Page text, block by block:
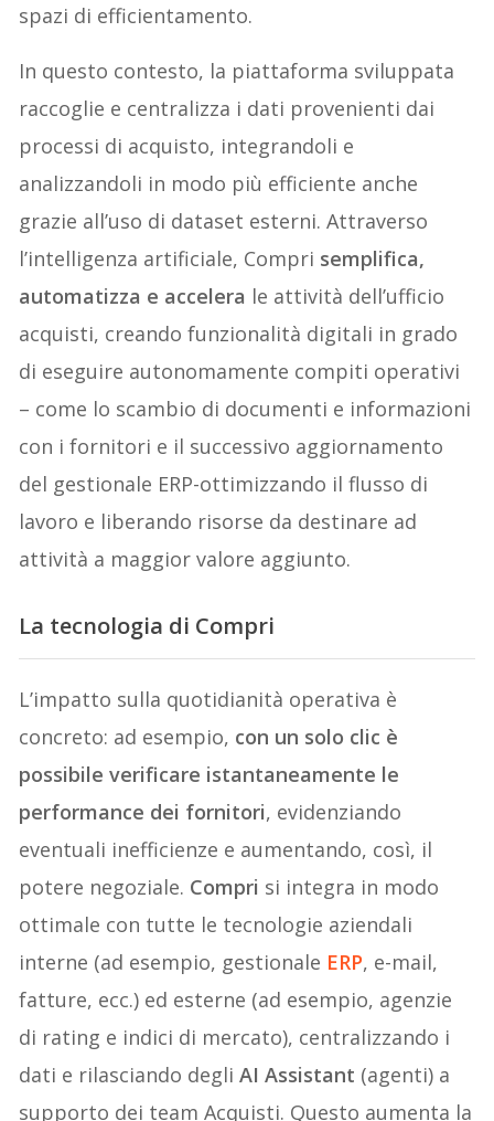
spazi di efficientamento.
In questo contesto, la piattaforma sviluppata
raccoglie e centralizza i dati provenienti dai
processi di acquisto, integrandoli e
analizzandoli in modo più efficiente anche
grazie all’uso di dataset esterni. Attraverso
l’intelligenza artificiale, Compri semplifica,
automatizza e accelera le attività dell’ufficio
acquisti, creando funzionalità digitali in grado
di eseguire autonomamente compiti operativi
– come lo scambio di documenti e informazioni
con i fornitori e il successivo aggiornamento
del gestionale ERP-ottimizzando il flusso di
lavoro e liberando risorse da destinare ad
attività a maggior valore aggiunto.
La tecnologia di Compri
L’impatto sulla quotidianità operativa è
concreto: ad esempio, con un solo clic è
possibile verificare istantaneamente le
performance dei fornitori, evidenziando
eventuali inefficienze e aumentando, così, il
potere negoziale. Compri si integra in modo
ottimale con tutte le tecnologie aziendali
interne (ad esempio, gestionale ERP, e-mail,
fatture, ecc.) ed esterne (ad esempio, agenzie
di rating e indici di mercato), centralizzando i
dati e rilasciando degliAI Assistant (agenti) a
supporto dei team Acquisti. Questo aumenta la